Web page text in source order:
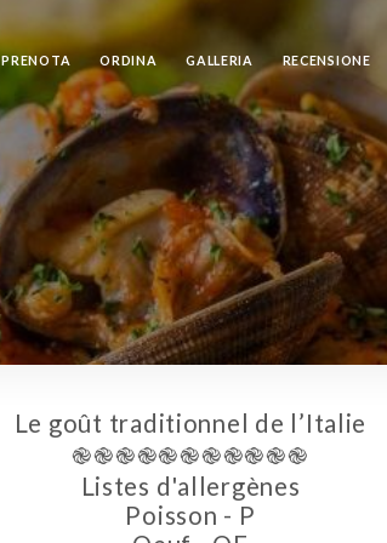
PRENOTA ORDINA GALLERIA RECENSIONE
Le goût traditionnel de l’Italie
֎֎֎֎֎֎֎֎֎֎֎
Listes d'allergènes
Poisson - P